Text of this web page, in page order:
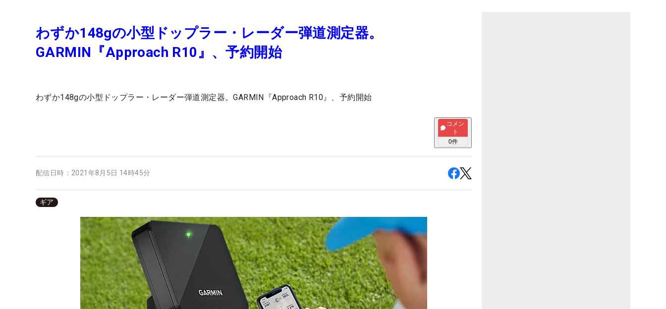
わずか148gの小型ドップラー・レーダー弾道測定器。
GARMIN『Approach R10』、予約開始
わずか148gの小型ドップラー・レーダー弾道測定器。GARMIN『Approach R10』、予約開始
コメン
ト
0件
配信日時： 2021年8月5日 14時45分
ギア